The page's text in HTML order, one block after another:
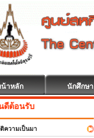
าหลัก นักศึกษา
บ
วามเป็นมา